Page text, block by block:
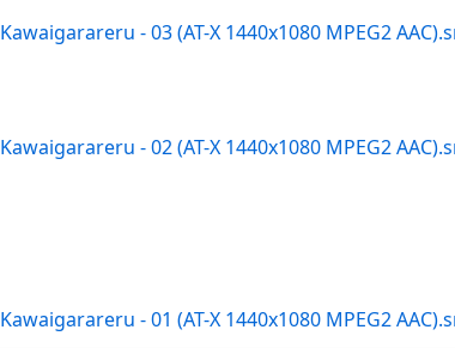
- 03 (AT-X 1440x1080 MPEG2
- 02 (AT-X 1440x1080 MPEG2
- 01 (AT-X 1440x1080 MPEG2